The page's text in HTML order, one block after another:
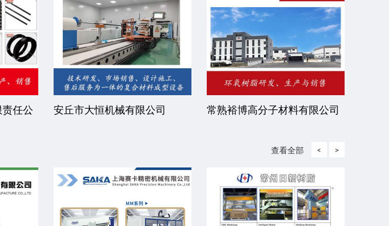
任公
安丘市大恒机械有限公司 常熟裕博高分子材料有限公司
查看全部 < >